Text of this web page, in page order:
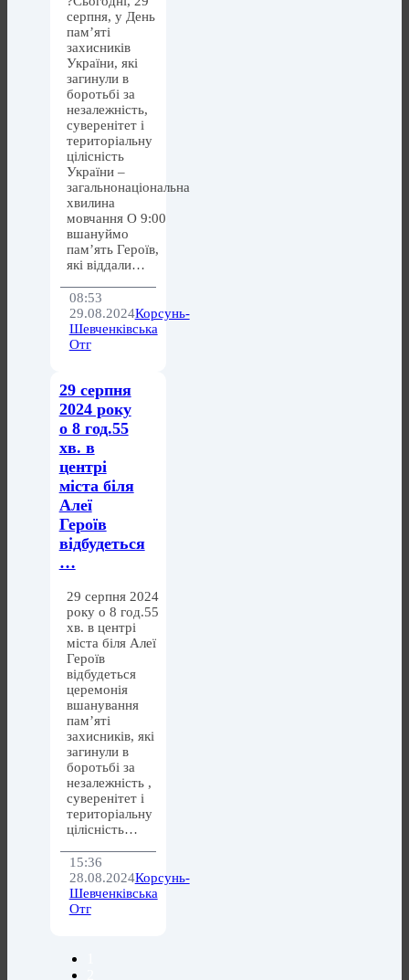
серпня, у День
пам’яті
захисників
України, які
загинули в
боротьбі за
незалежність,
суверенітет і
територіальну
цілісність
України –
загальнонаціональна
хвилина
мовчання О 9:00
вшануймо
пам’ять Героїв,
які віддали…
08:53
29.08.2024Корсунь-
Шевченківська
Отг
29 серпня
2024 року
о 8 год.55
хв. в
центрі
міста біля
Алеї
Героїв
відбудеться
…
29 серпня 2024
року о 8 год.55
хв. в центрі
міста біля Алеї
Героїв
відбудеться
церемонія
вшанування
пам’яті
захисників, які
загинули в
боротьбі за
незалежність ,
суверенітет і
територіальну
цілісність…
15:36
28.08.2024Корсунь-
Шевченківська
Отг